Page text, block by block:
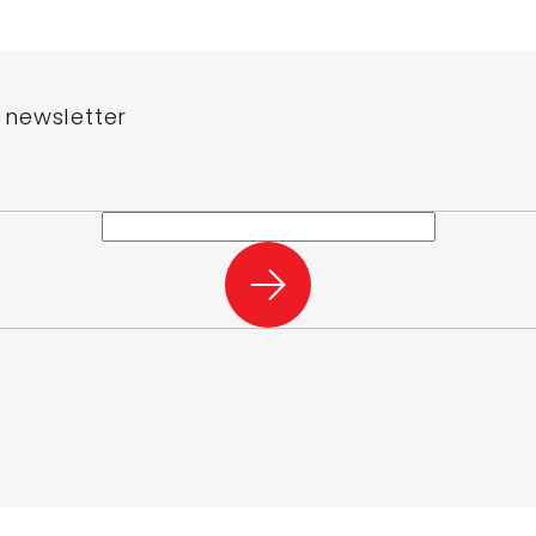
PŘIHLÁSIT
SE